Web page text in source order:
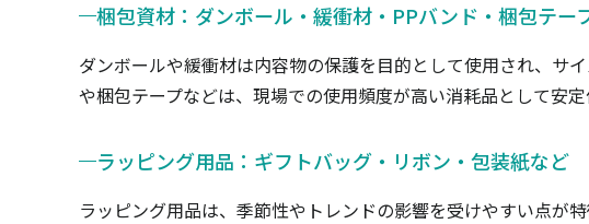
梱包資材：ダンボール・緩衝材・PPバンド・梱包テー
ダンボールや緩衝材は内容物の保護を目的として使用され、サ
や梱包テープなどは、現場での使用頻度が高い消耗品として安定
ラッピング用品：ギフトバッグ・リボン・包装紙など
ラッピング用品は、季節性やトレンドの影響を受けやすい点が